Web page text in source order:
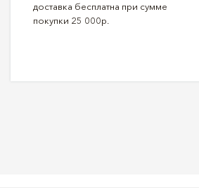
доставка бесплатна при сумме
покупки 25 000р.